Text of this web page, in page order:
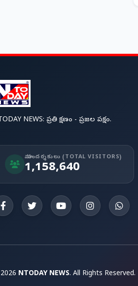
NEWS: ప్రతి క్షణం - ప్రజల పక్షం.
మా సందర్శకులు (TOTAL VISITORS)
1,158,640
NTODAY NEWS. All Rights Reserved.